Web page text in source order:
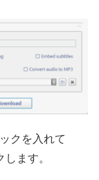
クを入れて
ます。